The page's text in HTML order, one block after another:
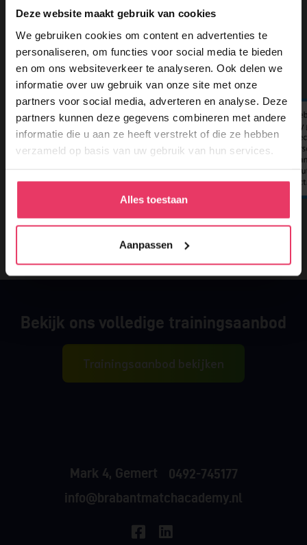
Deze website maakt gebruik van cookies
We gebruiken cookies om content en advertenties te
personaliseren, om functies voor social media te bieden
en om ons websiteverkeer te analyseren. Ook delen we
informatie over uw gebruik van onze site met onze
partners voor social media, adverteren en analyse. Deze
partners kunnen deze gegevens combineren met andere
informatie die u aan ze heeft verstrekt of die ze hebben
verzameld op basis van uw gebruik van hun services.
Alles toestaan
Aanpassen
Certificaat (creditcardformaat) Veilig werken op hoogte
Vooropleiding:
Voor deze opleiding heeft u geen specifieke vooropleiding
nodig
Bekijk ons volledige trainingsaanbod
Trainingsaanbod bekijken
Mark 4, Gemert
0492-745177
info@brabantmatchacademy.nl